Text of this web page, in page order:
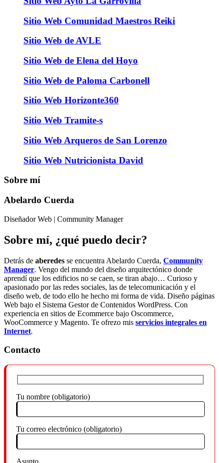
Sitio Web Comunidad Maestros Reiki
Sitio Web de AVLE
Sitio Web de Elena del Hoyo
Sitio Web de Paloma Carbonell
Sitio Web Horizonte360
Sitio Web Tramite-s
Sitio Web Arqueros de San Lorenzo
Sitio Web Nutricionista David
Sobre mí
Abelardo Cuerda
Diseñador Web | Community Manager
Sobre mí, ¿qué puedo decir?
Detrás de aberedes se encuentra Abelardo Cuerda, Community
Manager. Vengo del mundo del diseño arquitectónico donde
aprendí que los edificios no se caen, se tiran abajo… Curioso y
apasionado por las redes sociales, las de telecomunicación y el
diseño web, de todo ello he hecho mi forma de vida. Diseño páginas
Web bajo el Sistema Gestor de Contenidos WordPress. Con
experiencia en sitios de Ecommerce bajo Oscommerce,
WooCommerce y Magento. Te ofrezo mis servicios integrales en
Internet.
Contacto
Tu nombre (obligatorio)
Tu correo electrónico (obligatorio)
Asunto